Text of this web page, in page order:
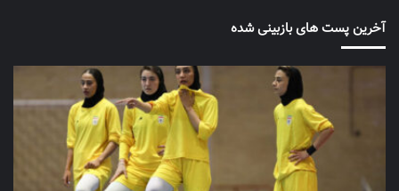
آخرین پست های بازبینی شده